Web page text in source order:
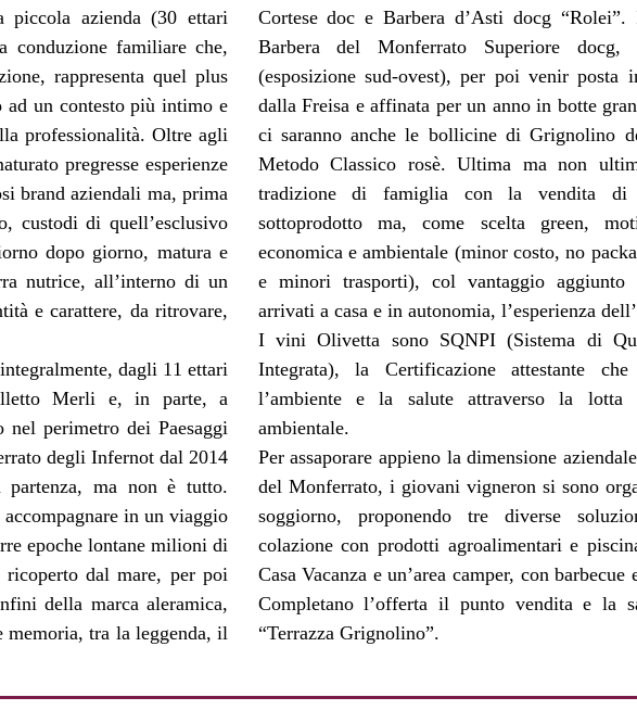
piccola azienda (30 ettari
conduzione familiare che,
rappresenta quel plus
ad un contesto più intimo e
professionalità. Oltre agli
pregresse esperienze
brand aziendali ma, prima
custodi di quell’esclusivo
dopo giorno, matura e
nutrice, all’interno di un
e carattere, da ritrovare,
dagli 11 ettari
Merli e, in parte, a
nel perimetro dei Paesaggi
degli Infernot dal 2014
partenza, ma non è tutto.
in un viaggio
epoche lontane milioni di
dal mare, per poi
della marca aleramica,
tra la leggenda, il
Cortese doc e Barbera d’Asti docg
Barbera del Monferrato Superiore docg,
(esposizione sud-ovest), per poi venir posta
dalla Freisa e affinata per un anno in botte
ci saranno anche le bollicine di Grignolino
Metodo Classico rosè. Ultima ma non
tradizione di famiglia con la vendita di
sottoprodotto ma, come scelta green,
economica e ambientale (minor costo, no
e minori trasporti), col vantaggio aggiunto
arrivati a casa e in autonomia, l’esperienza
I vini Olivetta sono SQNPI (Sistema di
Integrata), la Certificazione attestante
l’ambiente e la salute attraverso la lotta
ambientale.
Per assaporare appieno la dimensione
del Monferrato, i giovani vigneron si sono
soggiorno, proponendo tre diverse
colazione con prodotti agroalimentari e
Casa Vacanza e un’area camper, con
Completano l’offerta il punto vendita e la
“Terrazza Grignolino”.